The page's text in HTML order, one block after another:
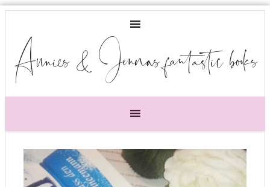
Annies & Jennas fantastic books